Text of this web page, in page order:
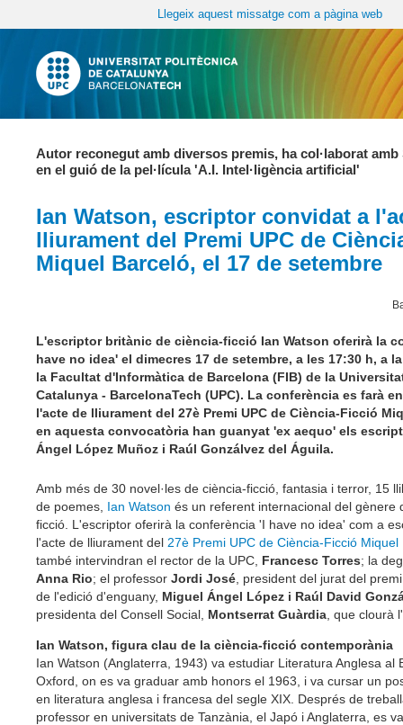
Llegeix aquest missatge com a pàgina web
Autor reconegut amb diversos premis, ha col·laborat
en el guió de la pel·lícula 'A.I. Intel·ligència artificial'
Ian Watson, escriptor convidat a
lliurament del Premi UPC de
Miquel Barceló, el 17 de setembre
L'escriptor britànic de ciència-ficció Ian Watson oferirà la
have no idea' el dimecres 17 de setembre, a les 17:30 h, a
la Facultat d'Informàtica de Barcelona (FIB) de la
Catalunya - BarcelonaTech (UPC). La conferència es farà
l'acte de lliurament del 27è Premi UPC de Ciència-Ficció
en aquesta convocatòria han guanyat 'ex aequo' els
Ángel López Muñoz i Raúl Gonzálvez del Águila.
Amb més de 30 novel·les de ciència-ficció, fantasia i terror, 15
de poemes, Ian Watson és un referent internacional del gènere
ficció. L'escriptor oferirà la conferència 'I have no idea' com a
l'acte de lliurament del 27è Premi UPC de Ciència-Ficció Miquel
també intervindran el rector de la UPC, Francesc Torres; la
Anna Rio; el professor Jordi José , president del jurat del
de l'edició d'enguany, Miguel Ángel López i Raúl David
presidenta del Consell Social, Montserrat Guàrdia , que clourà
Ian Watson, figura clau de la ciència-ficció contemporània
Ian Watson (Anglaterra, 1943) va estudiar Literatura Anglesa al
Oxford, on es va graduar amb honors el 1963, i va cursar un
en literatura anglesa i francesa del segle XIX. Després de
professor en universitats de Tanzània, el Japó i Anglaterra, es